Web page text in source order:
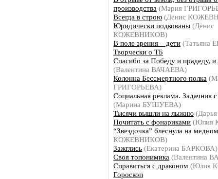
производства (Мария
Всегда в строю (Денис
Юридически подкованы (Денис
КОЖЕВНИКОВ)
В поле зрения – дети (Татьяна
Творчески о ТБ
Спасибо за Победу и прадеду,
(Валентина ВАЧАЕВА)
Колонна Бессмертного полка
ГРИГОРЬЕВА)
Социальная реклама. Задачник
(Марина БУШУЕВА)
Тысячи вышли на лыжню
Почитать с фонариками (Юлия
“Звездочка” блеснула на медном
КОЖЕВНИКОВ)
Зажглись (Екатерина БАРКОВА)
Своя топонимика (Валентина
Справиться с драконом (Юлия
Гороскоп